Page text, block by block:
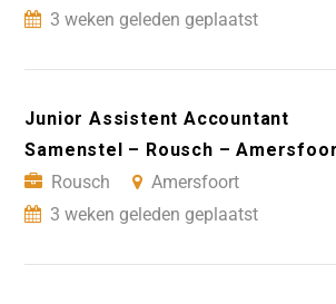
3 weken geleden geplaatst
Junior Assistent Accountant
Samenstel – Rousch –
Rousch
Amersfoort
3 weken geleden geplaatst